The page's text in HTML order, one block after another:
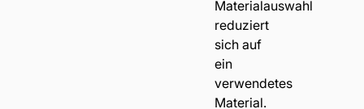
Materialauswahl
reduziert
sich auf
ein
verwendetes
Material.